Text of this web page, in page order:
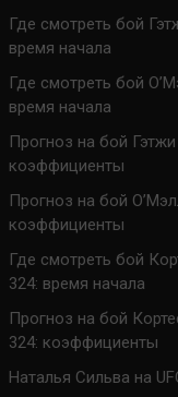
Где смотреть бой
время начала
Где смотреть бой
время начала
Прогноз на бой
коэффициенты
Прогноз на бой
коэффициенты
Где смотреть бой
324: время начала
Прогноз на бой
324: коэффициенты
Наталья Сильва на